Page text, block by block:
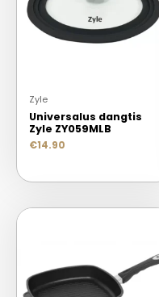
Zyle
Universalus dangtis
Zyle ZY059MLB
€14.90